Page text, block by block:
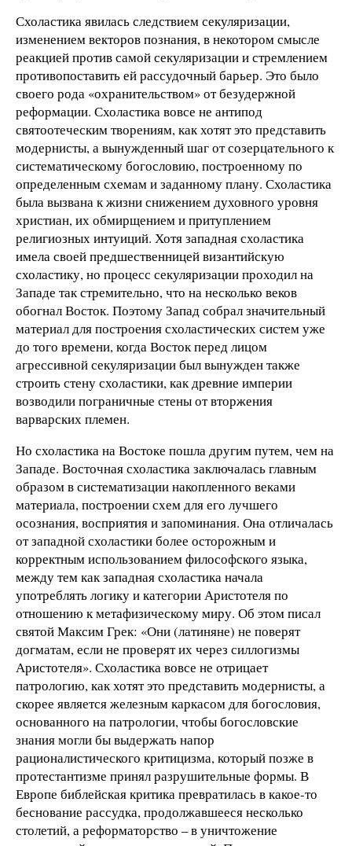
Схоластика явилась следствием секуляризации,
изменением векторов познания, в некотором смысле
реакцией против самой секуляризации и стремлением
противопоставить ей рассудочный барьер. Это было
своего рода «охранительством» от безудержной
реформации. Схоластика вовсе не антипод
святоотеческим творениям, как хотят это представить
модернисты, а вынужденный шаг от созерцательного к
систематическому богословию, построенному по
определенным схемам и заданному плану. Схоластика
была вызвана к жизни снижением духовного уровня
христиан, их обмирщением и притуплением
религиозных интуиций. Хотя западная схоластика
имела своей предшественницей византийскую
схоластику, но процесс секуляризации проходил на
Западе так стремительно, что на несколько веков
обогнал Восток. Поэтому Запад собрал значительный
материал для построения схоластических систем уже
до того времени, когда Восток перед лицом
агрессивной секуляризации был вынужден также
строить стену схоластики, как древние империи
возводили пограничные стены от вторжения
варварских племен.
Но схоластика на Востоке пошла другим путем, чем на
Западе. Восточная схоластика заключалась главным
образом в систематизации накопленного веками
материала, построении схем для его лучшего
осознания, восприятия и запоминания. Она отличалась
от западной схоластики более осторожным и
корректным использованием философского языка,
между тем как западная схоластика начала
употреблять логику и категории Аристотеля по
отношению к метафизическому миру. Об этом писал
святой Максим Грек: «Они (латиняне) не поверят
догматам, если не проверят их через силлогизмы
Аристотеля». Схоластика вовсе не отрицает
патрологию, как хотят это представить модернисты, а
скорее является железным каркасом для богословия,
основанного на патрологии, чтобы богословские
знания могли бы выдержать напор
рационалистического критицизма, который позже в
протестантизме принял разрушительные формы. В
Европе библейская критика превратилась в какое-то
беснование рассудка, продолжавшееся несколько
столетий, а реформаторство – в уничтожение